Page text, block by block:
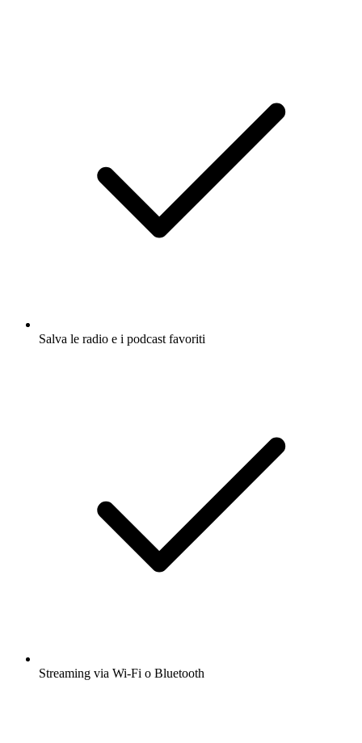
Salva le radio e i podcast favoriti
Streaming via Wi-Fi o Bluetooth